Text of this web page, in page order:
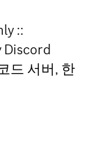
::
Discord
드 서버, 한